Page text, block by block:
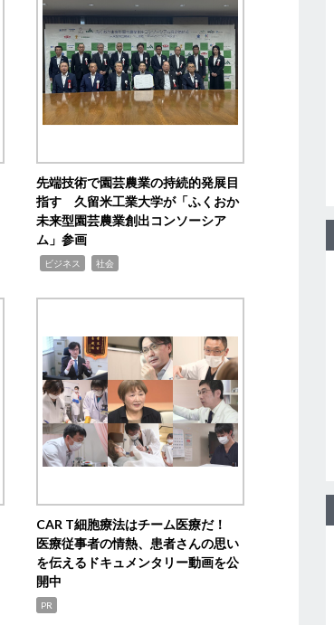
先端技術で園芸農業の持続的発展目
指す 久留米工業大学が「ふくおか
未来型園芸農業創出コンソーシア
ム」参画
ビジネス 社会
CAR T細胞療法はチーム医療だ！
医療従事者の情熱、患者さんの思い
を伝えるドキュメンタリー動画を公
開中
PR